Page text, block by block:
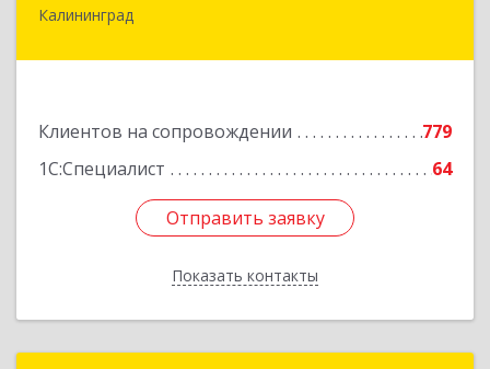
Калининград
Клиентов на сопровождении
779
1С:Специалист
64
Отправить заявку
Показать контакты
236006, Калининградская обл, Калининград г,
Отправить заявку
Назад